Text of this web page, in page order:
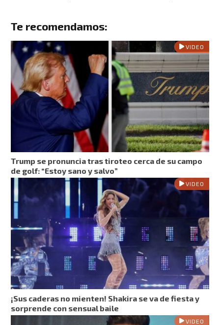
Te recomendamos:
VIDEO
Trump se pronuncia tras tiroteo cerca de su campo
de golf: “Estoy sano y salvo”
VIDEO
¡Sus caderas no mienten! Shakira se va de fiesta y
sorprende con sensual baile
VIDEO